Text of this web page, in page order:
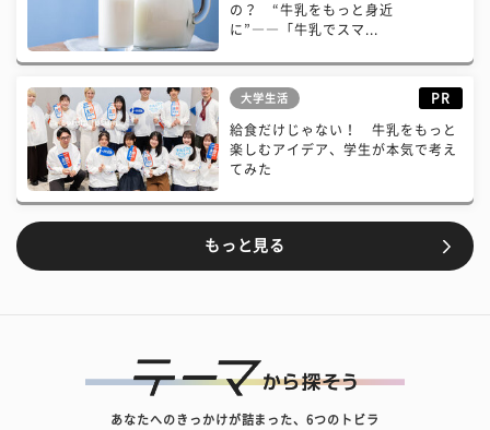
の？ “牛乳をもっと身近
に”――「牛乳でスマ...
大学生活 PR
給食だけじゃない！ 牛乳をもっと
楽しむアイデア、学生が本気で考え
てみた
もっと見る
あなたへのきっかけが詰まった、6つのトビラ